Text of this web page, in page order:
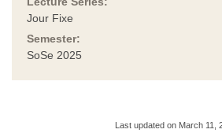
Jour Fixe
Semester:
SoSe 2025
Last updated on March 11,